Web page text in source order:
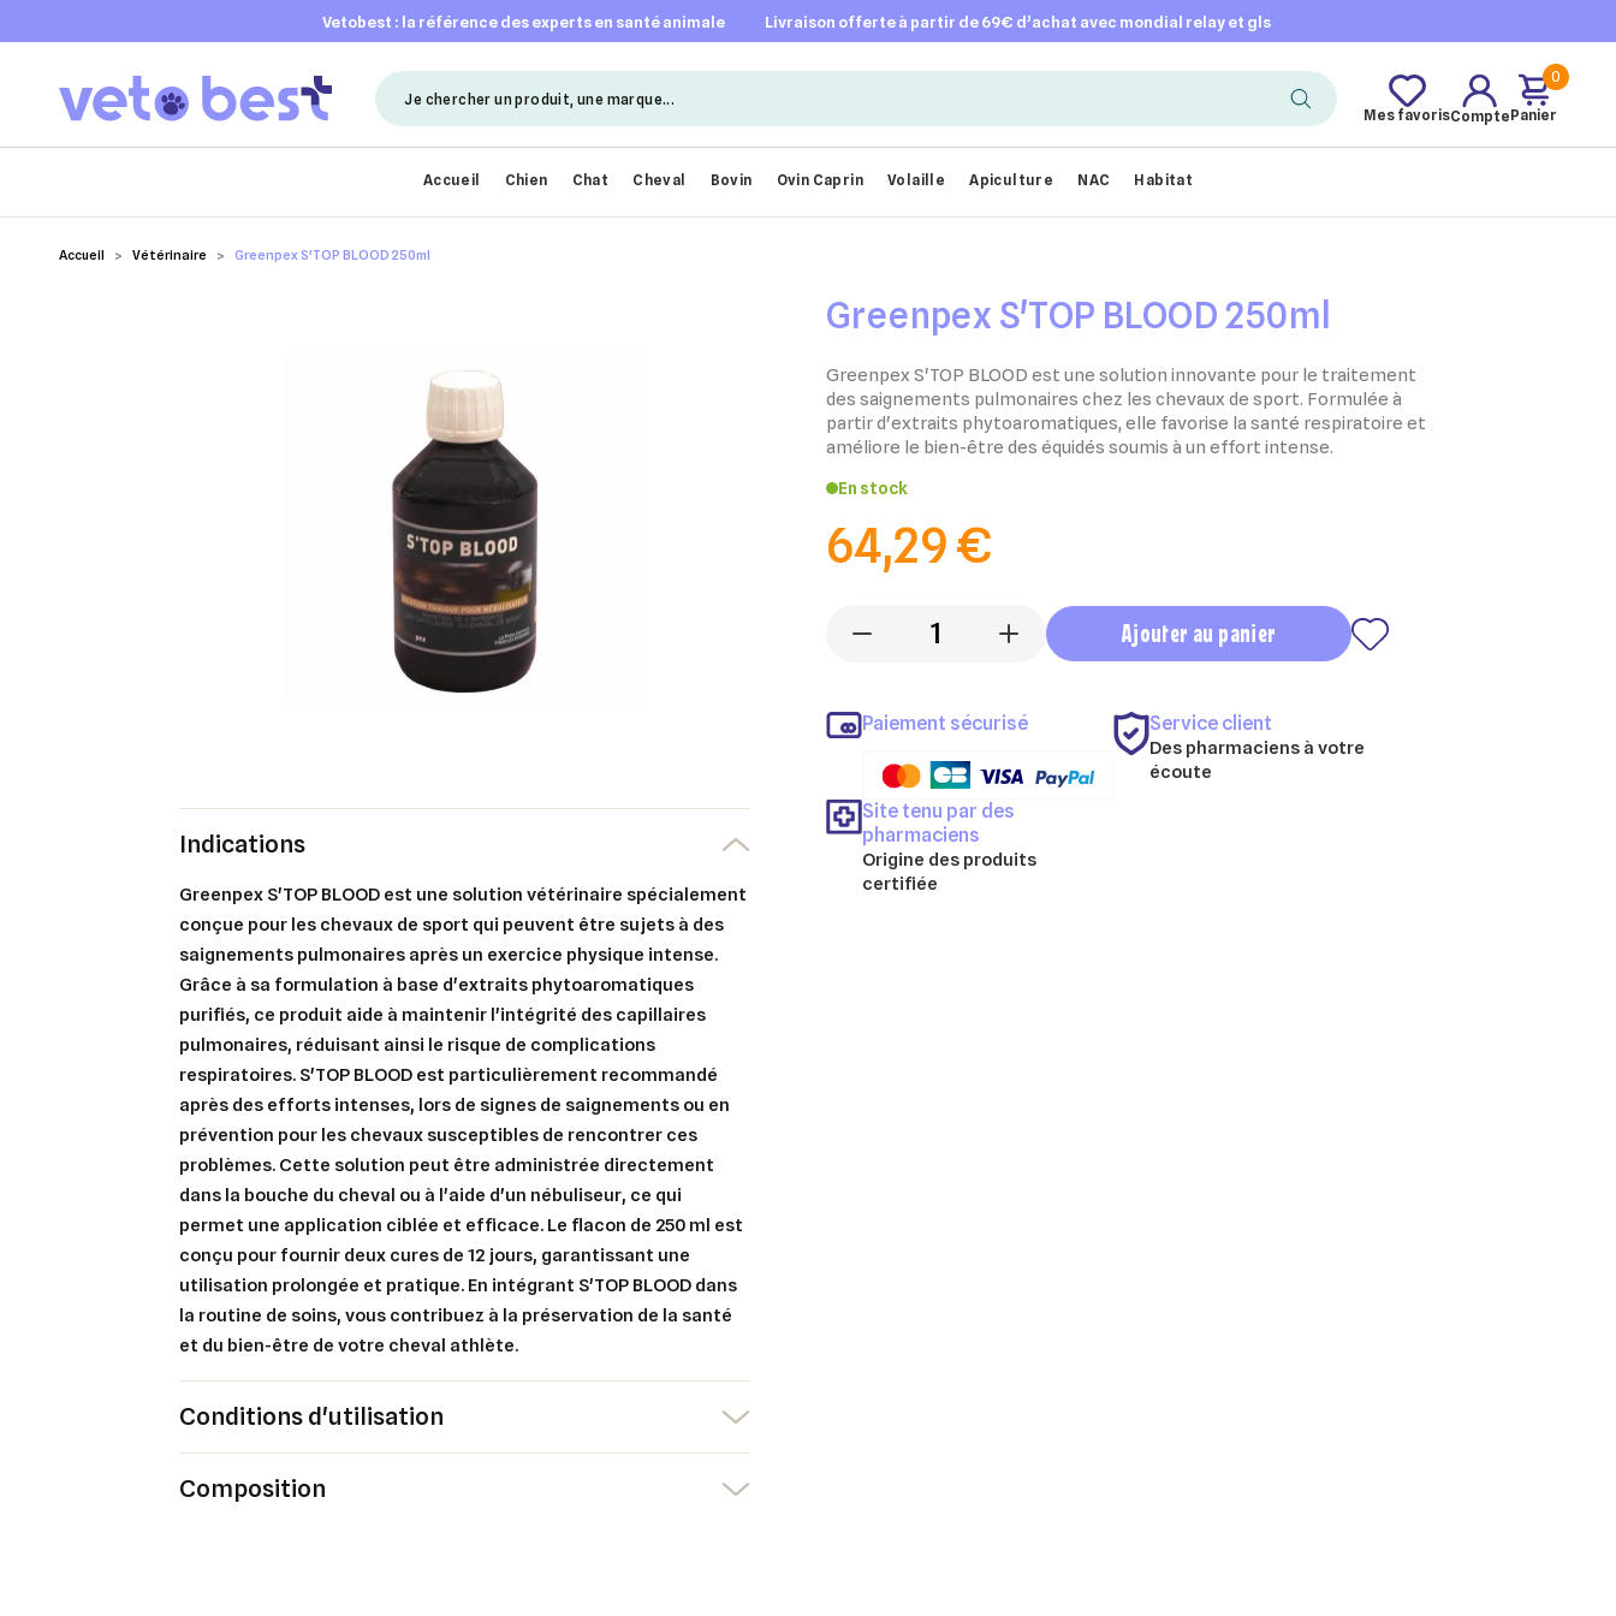
vetobest : la référence des experts en santé animale livraison offerte à partir de 69€ d’achat avec mondial relay et gls
Mes favorisCompte
0
Panier
Accueil Chien Chat Cheval Bovin Ovin Caprin Volaille Apiculture NAC Habitat
Accueil Vétérinaire Greenpex S'TOP BLOOD 250ml
Greenpex S'TOP BLOOD 250ml
Greenpex S'TOP BLOOD est une solution innovante pour le traitement
des saignements pulmonaires chez les chevaux de sport. Formulée à
partir d'extraits phytoaromatiques, elle favorise la santé respiratoire et
améliore le bien-être des équidés soumis à un effort intense.
En stock
64,29 €
- + Ajouter au panier
Paiement sécurisé Service client
Des pharmaciens à votre
écoute
Site tenu par des
pharmaciens
Origine des produits
certifiée
Indications
Greenpex S'TOP BLOOD est une solution vétérinaire spécialement
conçue pour les chevaux de sport qui peuvent être sujets à des
saignements pulmonaires après un exercice physique intense.
Grâce à sa formulation à base d'extraits phytoaromatiques
purifiés, ce produit aide à maintenir l'intégrité des capillaires
pulmonaires, réduisant ainsi le risque de complications
respiratoires. S'TOP BLOOD est particulièrement recommandé
après des efforts intenses, lors de signes de saignements ou en
prévention pour les chevaux susceptibles de rencontrer ces
problèmes. Cette solution peut être administrée directement
dans la bouche du cheval ou à l'aide d'un nébuliseur, ce qui
permet une application ciblée et efficace. Le flacon de 250 ml est
conçu pour fournir deux cures de 12 jours, garantissant une
utilisation prolongée et pratique. En intégrant S'TOP BLOOD dans
la routine de soins, vous contribuez à la préservation de la santé
et du bien-être de votre cheval athlète.
Conditions d'utilisation
Composition
Créer une liste d'envies
Créer une liste d'envies
Connexion
Vous devez être connecté pour ajouter des produits à votre liste d'envies.